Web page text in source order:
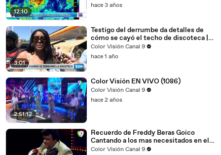
12:10
hace 3 años
3:01
Testigo del derrumbe da detalles de
cómo se cayó el techo de discoteca |
El Despertador
Color Visión Canal 9
hace 1 año
2:51:12
Color Visión EN VIVO (1086)
Color Visión Canal 9
hace 2 años
Recuerdo de Freddy Beras Goico
Cantando a los mas necesitados en el
Gordo de la semana
Color Visión Canal 9